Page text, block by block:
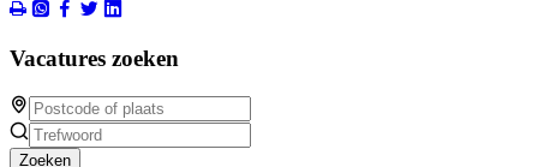
Vacatures zoeken
Zoeken